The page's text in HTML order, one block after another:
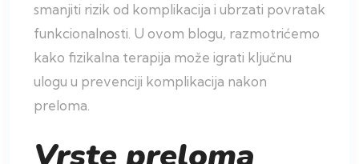
smanjiti rizik od komplikacija i ubrzati povratak
funkcionalnosti. U ovom blogu, razmotrićemo
kako fizikalna terapija može igrati ključnu
ulogu u prevenciji komplikacija nakon
preloma.